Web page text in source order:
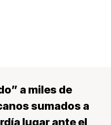
a miles de
sumados a
lugar ante el